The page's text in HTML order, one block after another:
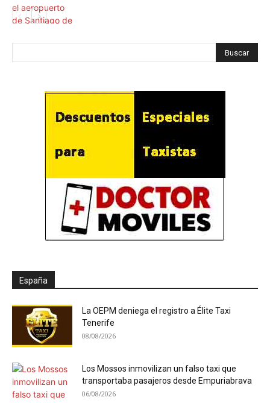
España
La OEPM deniega el registro a Élite Taxi
Tenerife
08/08/2026
Los Mossos inmovilizan un falso taxi que
transportaba pasajeros desde Empuriabrava
06/08/2026